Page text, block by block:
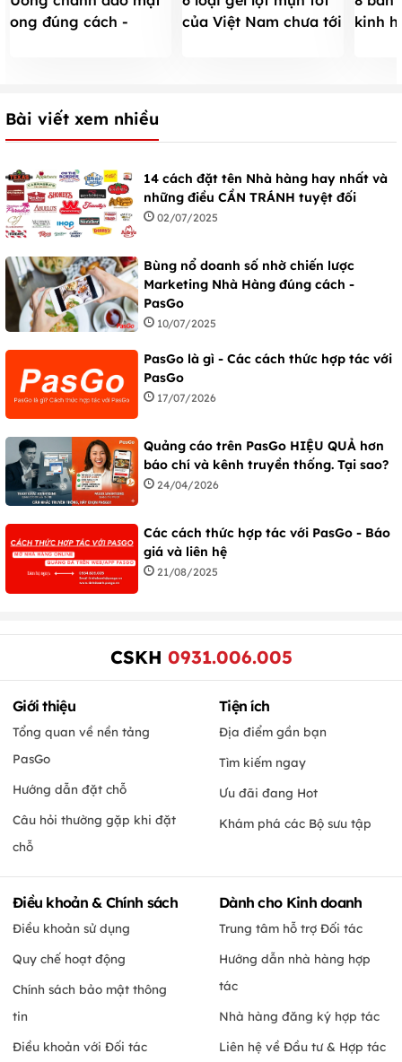
ong đúng cách -
của Việt Nam chưa tới
kinh
Bài viết xem nhiều
14 cách đặt tên Nhà hàng hay nhất và
những điều CẦN TRÁNH tuyệt đối
02/07/2025
Bùng nổ doanh số nhờ chiến lược
Marketing Nhà Hàng đúng cách -
PasGo
10/07/2025
PasGo là gì - Các cách thức hợp tác với
PasGo
17/07/2026
Quảng cáo trên PasGo HIỆU QUẢ hơn
báo chí và kênh truyền thống. Tại sao?
24/04/2026
Các cách thức hợp tác với PasGo - Báo
giá và liên hệ
21/08/2025
CSKH 0931.006.005
Giới thiệu
Tổng quan về nền tảng
PasGo
Hướng dẫn đặt chỗ
Câu hỏi thường gặp khi đặt
chỗ
Tiện ích
Địa điểm gần bạn
Tìm kiếm ngay
Ưu đãi đang Hot
Khám phá các Bộ sưu tập
Điều khoản & Chính sách
Điều khoản sử dụng
Quy chế hoạt động
Chính sách bảo mật thông
tin
Điều khoản với Đối tác
Dành cho Kinh doanh
Trung tâm hỗ trợ Đối tác
Hướng dẫn nhà hàng hợp
tác
Nhà hàng đăng ký hợp tác
Liên hệ về Đầu tư & Hợp tác